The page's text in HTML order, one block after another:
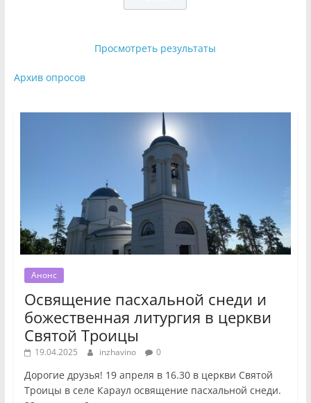
Просмотреть результаты
Архив опросов
Анонс
Освящение пасхальной снеди и
божественная литургия в церкви
Святой Троицы
19.04.2025 inzhavino 0
Дорогие друзья! 19 апреля в 16.30 в церкви Святой
Троицы в селе Караул освящение пасхальной снеди.